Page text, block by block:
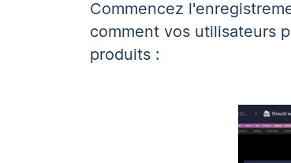
Commencez
comment vos utilisateurs
produits :